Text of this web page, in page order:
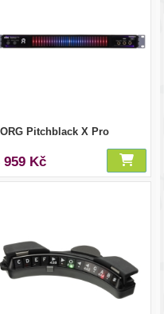
Pitchblack X Pro
959 Kč